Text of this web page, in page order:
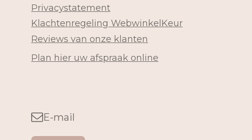
Privacystatement
Klachtenregeling WebwinkelKeur
Reviews van onze klanten
Plan hier uw afspraak online
E-mail